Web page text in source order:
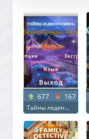
677 167
Тайны ледян...